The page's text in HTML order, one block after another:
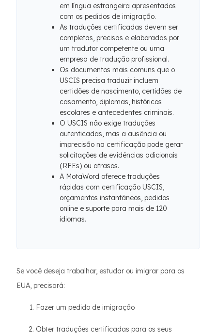
em língua estrangeira apresentados
com os pedidos de imigração.
As traduções certificadas devem ser
completas, precisas e elaboradas por
um tradutor competente ou uma
empresa de tradução profissional.
Os documentos mais comuns que o
USCIS precisa traduzir incluem
certidões de nascimento, certidões de
casamento, diplomas, históricos
escolares e antecedentes criminais.
O USCIS não exige traduções
autenticadas, mas a ausência ou
imprecisão na certificação pode gerar
solicitações de evidências adicionais
(RFEs) ou atrasos.
A MotaWord oferece traduções
rápidas com certificação USCIS,
orçamentos instantâneos, pedidos
online e suporte para mais de 120
idiomas.
Se você deseja trabalhar, estudar ou imigrar para os
EUA, precisará:
Fazer um pedido de imigração
Obter traduções certificadas para os seus